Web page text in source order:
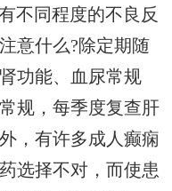
不同程度的不良反
意什么?除定期随
功能、血尿常规
规，每季度复查肝
，有许多成人癫痫
选择不对，而使患